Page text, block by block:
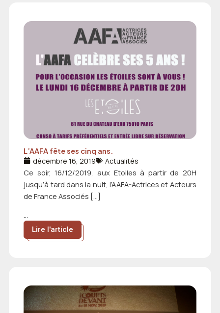
L’AAFA fête ses cinq ans.
décembre 16, 2019 Actualités
Ce soir, 16/12/2019, aux Etoiles à partir de 20H
jusqu’à tard dans la nuit, l’AAFA-Actrices et Acteurs
de France Associés […]
...
Lire l'article